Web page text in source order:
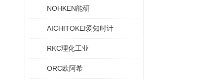
NOHKEN能研
AICHITOKEI爱知时计
RKC理化工业
ORC欧阿希